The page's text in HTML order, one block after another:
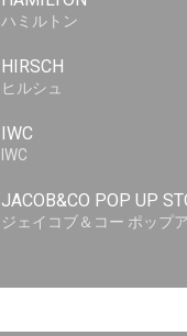
ハミルトン
HIRSCH
ヒルシュ
IWC
IWC
JACOB&CO POP UP
ジェイコブ＆コー ポップ